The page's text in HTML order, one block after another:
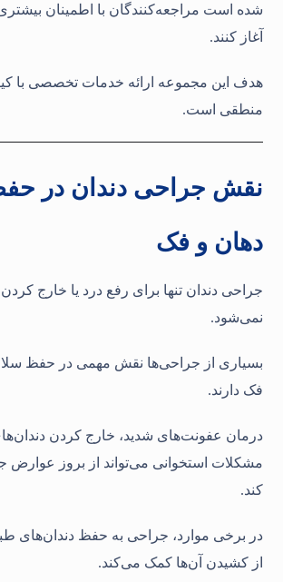
شده است مراجعه‌کنندگان با اطمینان
آغاز کنند.
هدف این مجموعه ارائه خدمات تخصصی با
منطقی است.
نقش جراحی دندان در
دهان و فک
جراحی دندان تنها برای رفع درد یا خارج کردن
نمی‌شود.
بسیاری از جراحی‌ها نقش مهمی در حفظ
فک دارند.
درمان عفونت‌های شدید، خارج کردن
مشکلات استخوانی می‌تواند از بروز عوارض
کند.
در برخی موارد، جراحی به حفظ دندان‌های
از کشیدن آن‌ها کمک می‌کند.